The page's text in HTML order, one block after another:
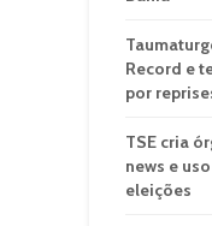
Record e
por
TSE cria
news e
eleições